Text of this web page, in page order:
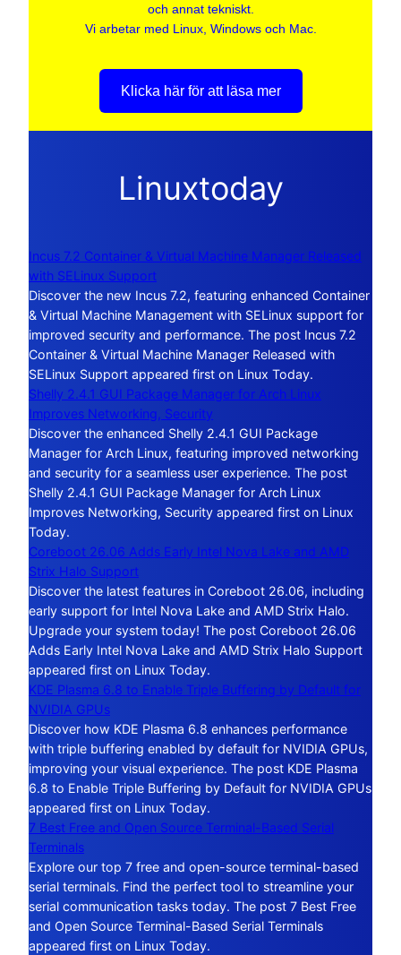
och annat tekniskt.
Vi arbetar med Linux, Windows och Mac.
Klicka här för att läsa mer
Linuxtoday
Incus 7.2 Container & Virtual Machine Manager Released
with SELinux Support
Discover the new Incus 7.2, featuring enhanced Container
& Virtual Machine Management with SELinux support for
improved security and performance. The post Incus 7.2
Container & Virtual Machine Manager Released with
SELinux Support appeared first on Linux Today.
Shelly 2.4.1 GUI Package Manager for Arch Linux
Improves Networking, Security
Discover the enhanced Shelly 2.4.1 GUI Package
Manager for Arch Linux, featuring improved networking
and security for a seamless user experience. The post
Shelly 2.4.1 GUI Package Manager for Arch Linux
Improves Networking, Security appeared first on Linux
Today.
Coreboot 26.06 Adds Early Intel Nova Lake and AMD
Strix Halo Support
Discover the latest features in Coreboot 26.06, including
early support for Intel Nova Lake and AMD Strix Halo.
Upgrade your system today! The post Coreboot 26.06
Adds Early Intel Nova Lake and AMD Strix Halo Support
appeared first on Linux Today.
KDE Plasma 6.8 to Enable Triple Buffering by Default for
NVIDIA GPUs
Discover how KDE Plasma 6.8 enhances performance
with triple buffering enabled by default for NVIDIA GPUs,
improving your visual experience. The post KDE Plasma
6.8 to Enable Triple Buffering by Default for NVIDIA GPUs
appeared first on Linux Today.
7 Best Free and Open Source Terminal-Based Serial
Terminals
Explore our top 7 free and open-source terminal-based
serial terminals. Find the perfect tool to streamline your
serial communication tasks today. The post 7 Best Free
and Open Source Terminal-Based Serial Terminals
appeared first on Linux Today.